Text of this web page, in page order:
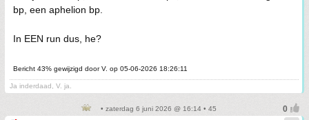
bp, een aphelion bp.
In EEN run dus, he?
Bericht 43% gewijzigd door V. op 05-06-2026 18:26:11
Ja inderdaad, V. ja.
• zaterdag 6 juni 2026 @ 16:14 • 45